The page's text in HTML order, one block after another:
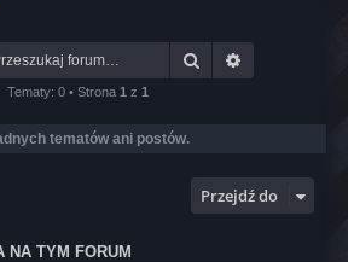
Szukaj
Tematy: 0 • Strona 1 z 1
tematów ani postów.
Przejdź do
NA TYM FORUM